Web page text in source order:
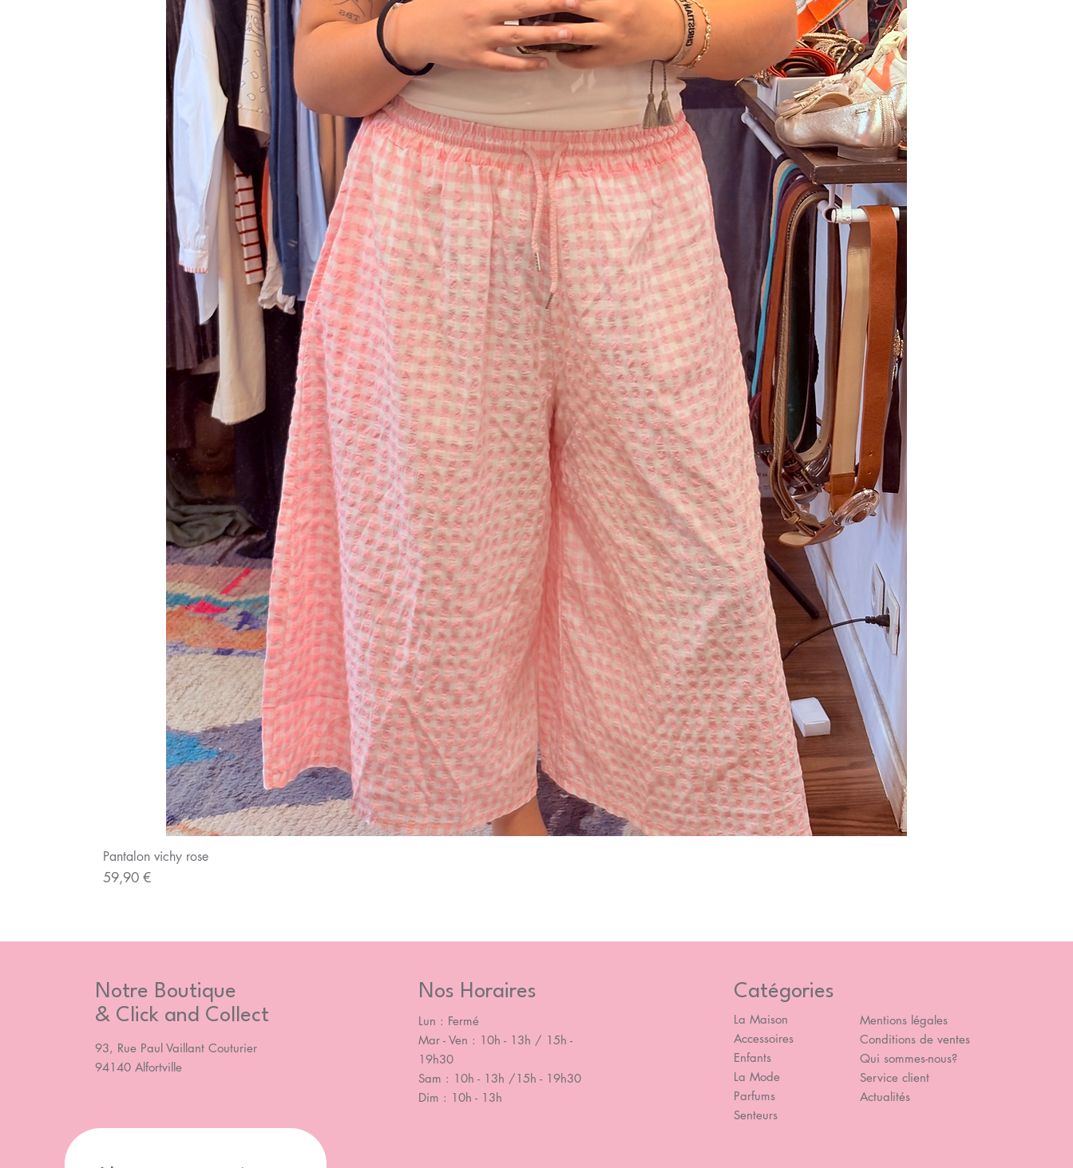
Pantalon vichy rose
Prix
59,90 €
Notre Boutique
& Click and Collect
93, Rue Paul Vaillant Couturier
94140 Alfortville
Nos Horaires
Lun : Fermé
Mar - Ven : 10h - 13h / 15h -
19h30
Sam : 10h - 13h /15h - 19h30
Dim : 10h - 13h
Catégories
La Maison
Accessoires
Enfants
La Mode
Parfums
Senteurs
Mentions légales
Conditions de ventes
Qui sommes-nous?
Service client
Actualités